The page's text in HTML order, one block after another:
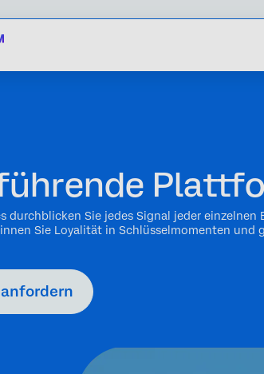
durchblicken Sie jedes Signal jeder
Sie Loyalität in Schlüsselmomenten und